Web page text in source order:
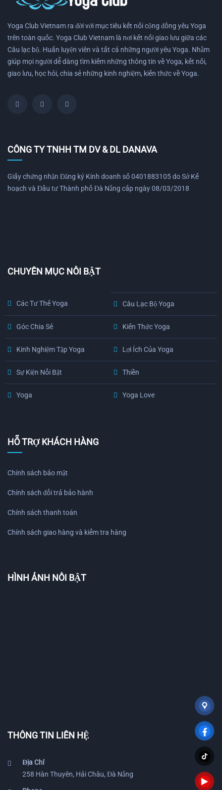
Yoga Club Vietnam ra đời với mục tiêu kết nối cộng đồng yêu Yoga
trên toàn quốc. Yoga Club Vietnam là nơi kết nối giao lưu giữa các
Câu lạc bộ. Huấn luyện viên và tất cả những người yêu Yoga. Nhằm
giúp mọi người dễ dàng tìm kiếm những thông tin về Yoga, kết nối,
giao lưu, học hỏi, chia sẻ những kinh nghiệm, kiến thức về Yoga.
CÔNG TY TNHH TM DV & DL DANAVA
Giấy chứng nhận Đăng ký Kinh doanh số 0401883105 do Sở Kế
hoạch và Đầu tư Thành phố Đà Nẵng cấp ngày 08/03/2018
CHUYÊN MỤC NỔI BẬT
Các Tư Thế Yoga Câu Lạc Bộ Yoga
Góc Chia Sẻ Kiến Thức Yoga
Kinh Nghiệm Tập Yoga Lợi Ích Của Yoga
Sự Kiện Nổi Bật Thiền
Yoga Yoga Love
HỖ TRỢ KHÁCH HÀNG
Chính sách bảo mật
Chính sách đổi trả bảo hành
Chính sách thanh toán
Chính sách giao hàng và kiểm tra hàng
HÌNH ẢNH NỔI BẬT
THÔNG TIN LIÊN HỆ
Địa Chỉ
258 Hàn Thuyên, Hải Châu, Đà Nẵng